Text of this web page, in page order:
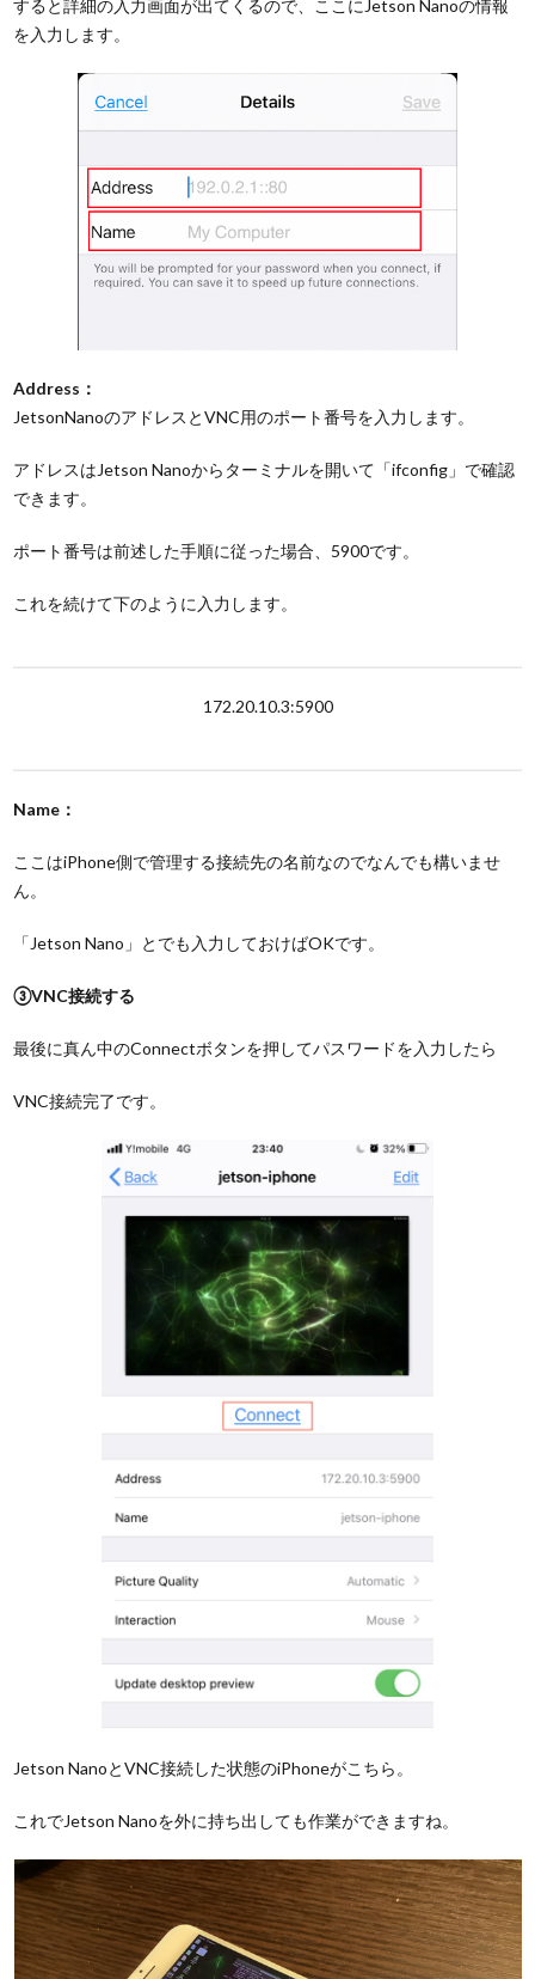
すると詳細の入力画面が出てくるので、ここにJetson Nanoの情報
を入力します。
Address：
JetsonNanoのアドレスとVNC用のポート番号を入力します。
アドレスはJetson Nanoからターミナルを開いて「ifconfig」で確認
できます。
ポート番号は前述した手順に従った場合、5900です。
これを続けて下のように入力します。
172.20.10.3:5900
Name：
ここはiPhone側で管理する接続先の名前なのでなんでも構いませ
ん。
「Jetson Nano」とでも入力しておけばOKです。
③VNC接続する
最後に真ん中のConnectボタンを押してパスワードを入力したら
VNC接続完了です。
Jetson NanoとVNC接続した状態のiPhoneがこちら。
これでJetson Nanoを外に持ち出しても作業ができますね。